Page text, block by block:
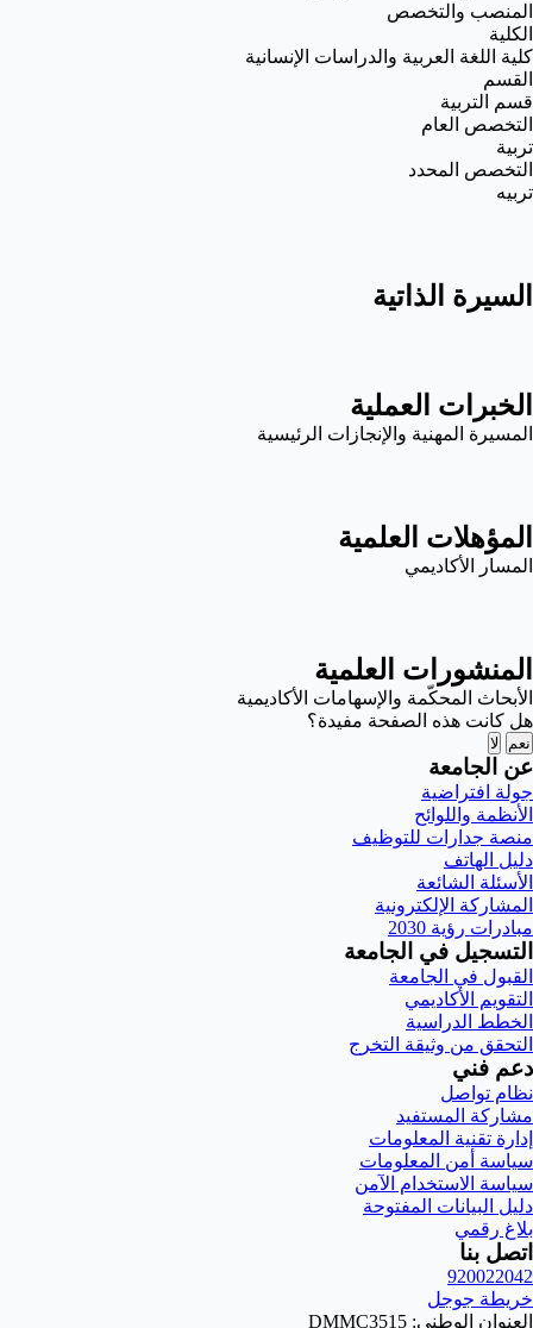
المنصب والتخصص
الكلية
كلية اللغة العربية والدراسات الإنسانية
القسم
قسم التربية
التخصص العام
تربية
التخصص المحدد
تربيه
السيرة الذاتية
الخبرات العملية
المسيرة المهنية والإنجازات الرئيسية
المؤهلات العلمية
المسار الأكاديمي
المنشورات العلمية
الأبحاث المحكّمة والإسهامات الأكاديمية
هل كانت هذه الصفحة مفيدة؟
نعم لا
عن الجامعة
جولة افتراضية
الأنظمة واللوائح
منصة جدارات للتوظيف
دليل الهاتف
الأسئلة الشائعة
المشاركة الإلكترونية
مبادرات رؤية 2030
التسجيل في الجامعة
القبول في الجامعة
التقويم الأكاديمي
الخطط الدراسية
التحقق من وثيقة التخرج
دعم فني
نظام تواصل
مشاركة المستفيد
إدارة تقنية المعلومات
سياسة أمن المعلومات
سياسة الاستخدام الآمن
دليل البيانات المفتوحة
بلاغ رقمي
اتصل بنا
920022042
خريطة جوجل
العنوان الوطني: DMMC3515